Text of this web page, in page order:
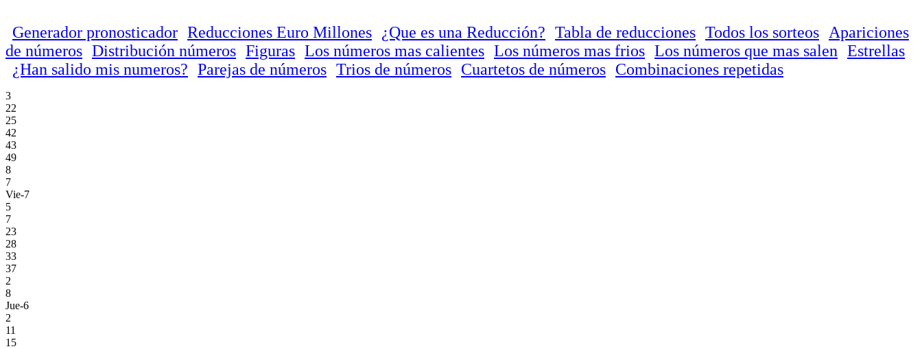
Generador pronosticador Reducciones Euro Millones ¿Que es una Reducción? Tabla de reducciones Todos los sorteos
Apariciones
de números Distribución números Figuras Los números mas calientes Los números mas frios Los números que mas salen Estrellas
¿Han salido mis numeros? Parejas de números Trios de números Cuartetos de números Combinaciones repetidas
3
22
25
42
43
49
8
7
Vie-7
5
7
23
28
33
37
2
8
Jue-6
2
11
15